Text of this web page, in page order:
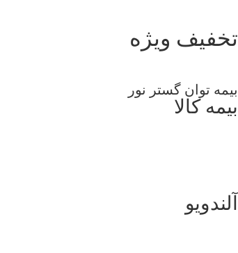
تخفیف ویژه
بیمه توان گستر نور
بیمه کالا
آلندویو